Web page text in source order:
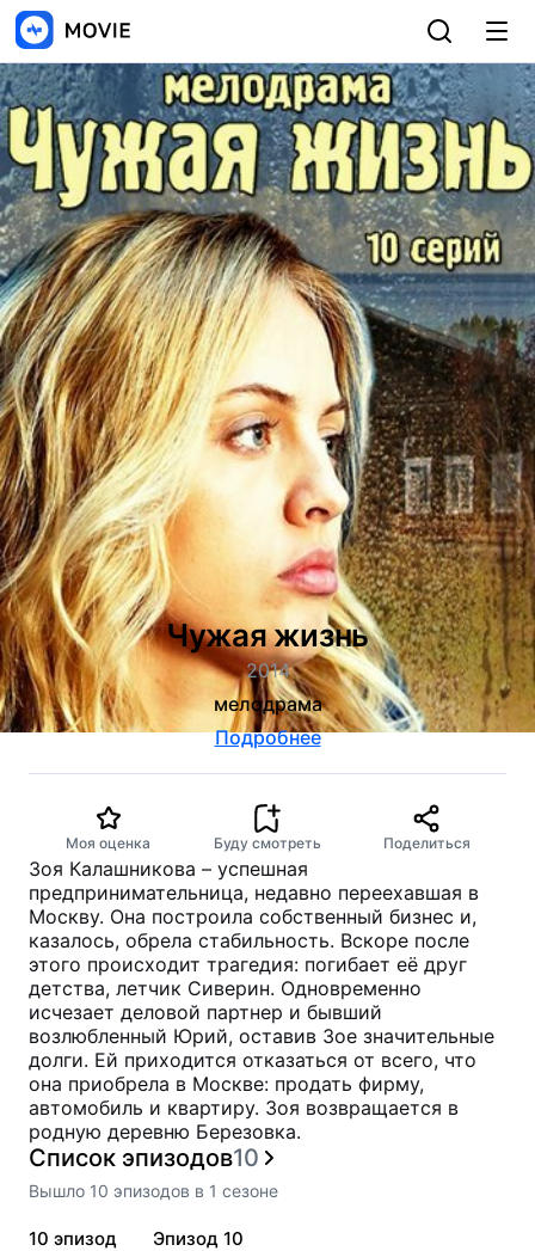
Чужая жизнь
2014
мелодрама
Подробнее
Моя оценка Буду смотреть Поделиться
Зоя Калашникова – успешная
предпринимательница, недавно переехавшая в
Москву. Она построила собственный бизнес и,
казалось, обрела стабильность. Вскоре после
этого происходит трагедия: погибает её друг
детства, летчик Сиверин. Одновременно
исчезает деловой партнер и бывший
возлюбленный Юрий, оставив Зое значительные
долги. Ей приходится отказаться от всего, что
она приобрела в Москве: продать фирму,
автомобиль и квартиру. Зоя возвращается в
родную деревню Березовка.
Список эпизодов10
Вышло 10 эпизодов в 1 сезоне
10 эпизод Эпизод 10